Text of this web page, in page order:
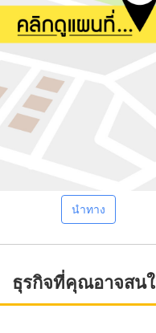
นำทาง
ธุรกิจที่คุณอาจสน